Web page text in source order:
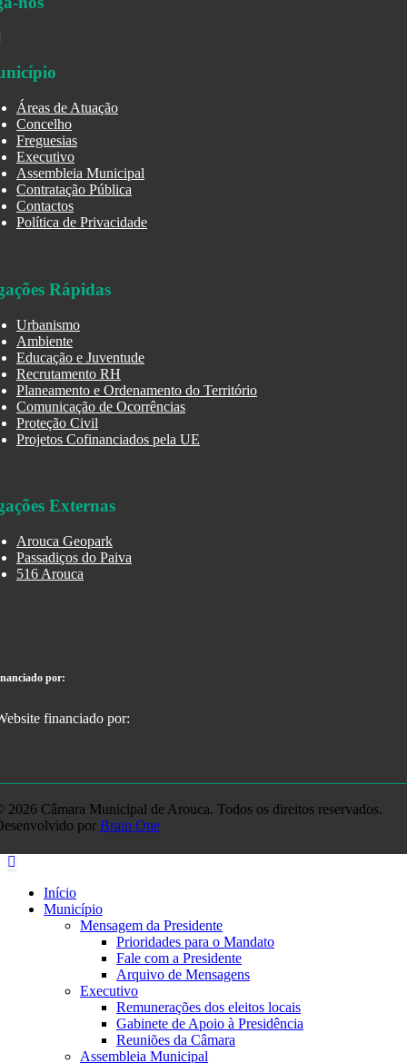
Áreas de Atuação
Concelho
Freguesias
Executivo
Assembleia Municipal
Contratação Pública
Contactos
Política de Privacidade
Rápidas
Urbanismo
Ambiente
Educação e Juventude
Recrutamento RH
Planeamento e Ordenamento do Território
Comunicação de Ocorrências
Proteção Civil
Projetos Cofinanciados pela UE
Externas
Arouca Geopark
Passadiços do Paiva
516 Arouca
por:
2026 Câmara Municipal de Arouca. Todos os direitos reservados.
por Brain One
Início
Município
Mensagem da Presidente
Prioridades para o Mandato
Fale com a Presidente
Arquivo de Mensagens
Executivo
Remunerações dos eleitos locais
Gabinete de Apoio à Presidência
Reuniões da Câmara
Assembleia Municipal